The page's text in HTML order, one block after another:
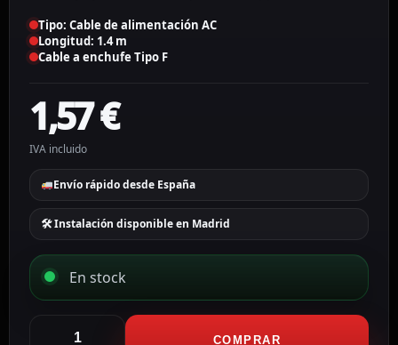
Tipo: Cable de alimentación AC
Longitud: 1.4 m
Cable a enchufe Tipo F
1,57€
IVA incluido
Envío rápido desde España
🛠 Instalación disponible en Madrid
En stock
COMPRAR